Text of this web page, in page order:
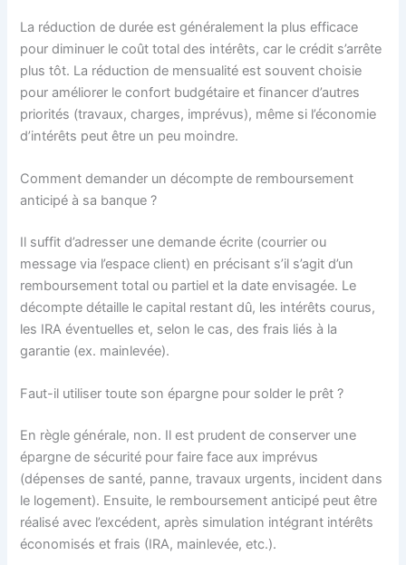
La réduction de durée est généralement la plus efficace
pour diminuer le coût total des intérêts, car le crédit s’arrête
plus tôt. La réduction de mensualité est souvent choisie
pour améliorer le confort budgétaire et financer d’autres
priorités (travaux, charges, imprévus), même si l’économie
d’intérêts peut être un peu moindre.
Comment demander un décompte de remboursement
anticipé à sa banque ?
Il suffit d’adresser une demande écrite (courrier ou
message via l’espace client) en précisant s’il s’agit d’un
remboursement total ou partiel et la date envisagée. Le
décompte détaille le capital restant dû, les intérêts courus,
les IRA éventuelles et, selon le cas, des frais liés à la
garantie (ex. mainlevée).
Faut-il utiliser toute son épargne pour solder le prêt ?
En règle générale, non. Il est prudent de conserver une
épargne de sécurité pour faire face aux imprévus
(dépenses de santé, panne, travaux urgents, incident dans
le logement). Ensuite, le remboursement anticipé peut être
réalisé avec l’excédent, après simulation intégrant intérêts
économisés et frais (IRA, mainlevée, etc.).